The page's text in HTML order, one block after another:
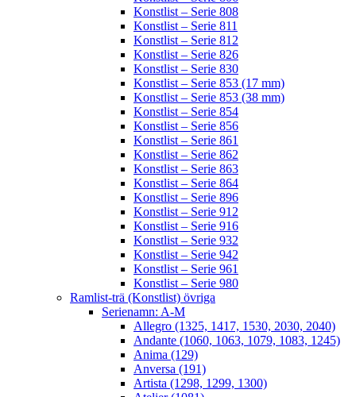
Konstlist – Serie 808
Konstlist – Serie 811
Konstlist – Serie 812
Konstlist – Serie 826
Konstlist – Serie 830
Konstlist – Serie 853 (17 mm)
Konstlist – Serie 853 (38 mm)
Konstlist – Serie 854
Konstlist – Serie 856
Konstlist – Serie 861
Konstlist – Serie 862
Konstlist – Serie 863
Konstlist – Serie 864
Konstlist – Serie 896
Konstlist – Serie 912
Konstlist – Serie 916
Konstlist – Serie 932
Konstlist – Serie 942
Konstlist – Serie 961
Konstlist – Serie 980
Ramlist-trä (Konstlist) övriga
Serienamn: A-M
Allegro (1325, 1417, 1530, 2030, 2040)
Andante (1060, 1063, 1079, 1083, 1245)
Anima (129)
Anversa (191)
Artista (1298, 1299, 1300)